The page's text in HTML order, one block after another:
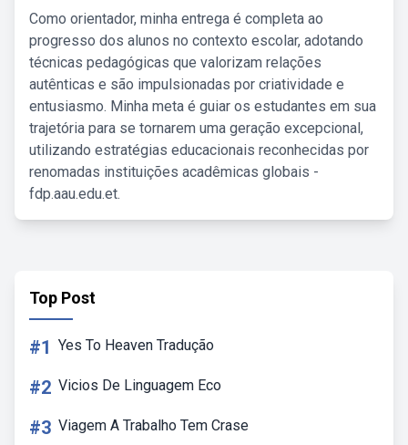
Como orientador, minha entrega é completa ao
progresso dos alunos no contexto escolar, adotando
técnicas pedagógicas que valorizam relações
autênticas e são impulsionadas por criatividade e
entusiasmo. Minha meta é guiar os estudantes em sua
trajetória para se tornarem uma geração excepcional,
utilizando estratégias educacionais reconhecidas por
renomadas instituições acadêmicas globais -
fdp.aau.edu.et.
Top Post
#1 Yes To Heaven Tradução
#2 Vicios De Linguagem Eco
#3 Viagem A Trabalho Tem Crase